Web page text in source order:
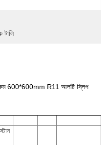
টালি
600*600mm R11 আলটি স্লিপ